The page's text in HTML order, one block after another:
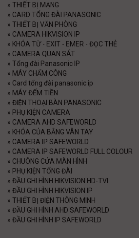
» THIẾT BỊ MẠNG
» CARD TỔNG ĐÀI PANASONIC
» THIẾT BỊ VĂN PHÒNG
» CAMERA HIKVISION IP
» KHÓA TỪ - EXIT - EMER - ĐỌC THẺ
» CAMERA QUAN SÁT
» Tổng đài Panasonic IP
» MÁY CHẤM CÔNG
» Card tổng đài panasonic ip
» MÁY ĐẾM TIỀN
» ĐIỆN THOẠI BÀN PANASONIC
» PHỤ KIỆN CAMERA
» CAMERA AHD SAFEWORLD
» KHÓA CỦA BẰNG VÂN TAY
» CAMERA IP SAFEWORLD
» CAMERA IP SAFEWORLD FULL COLOUR
» CHUÔNG CỬA MÀN HÌNH
» PHỤ KIỆN TỔNG ĐÀI
» ĐẦU GHI HÌNH HIKVISION HD-TVI
» ĐẦU GHI HÌNH HIKVISION IP
» THIẾT BỊ ĐIỆN THÔNG MINH
» ĐẦU GHI HÌNH AHD SAFEWORLD
» ĐẦU GHI HÌNH IP SAFEWORLD